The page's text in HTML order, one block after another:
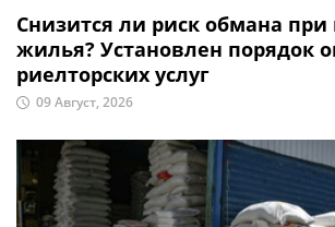
Снизится ли риск обмана при
жилья? Установлен порядок
риелторских услуг
09 Август, 2026